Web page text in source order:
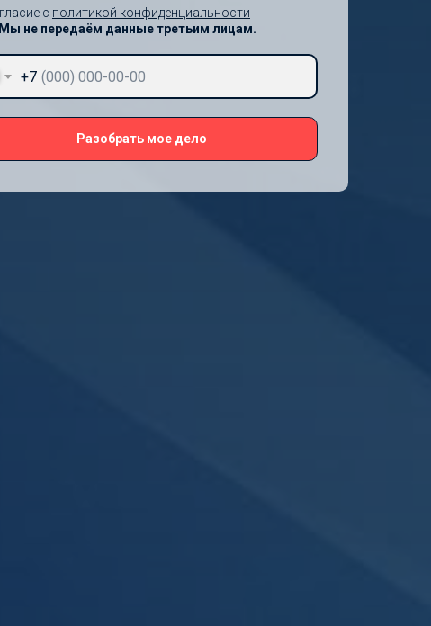
с политикой конфиденциальности
не передаём данные третьим лицам.
+7
Разобрать мое дело